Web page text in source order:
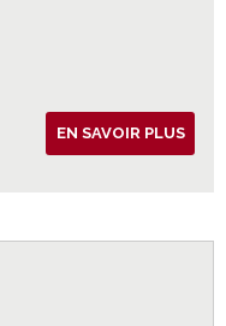
Vols inclus
EN SAVOIR PLUS